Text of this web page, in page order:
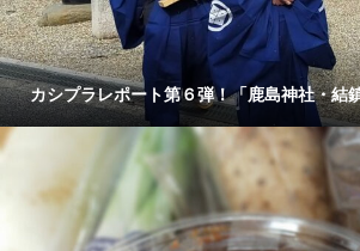
カシプラレポート第６弾！「鹿島神社・結